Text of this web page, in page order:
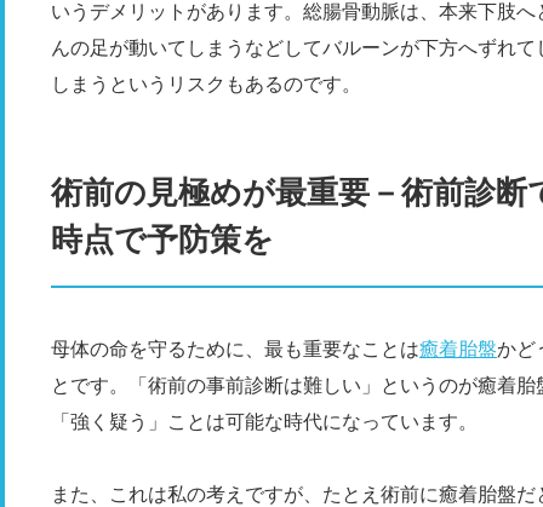
いうデメリットがあります。総腸骨動脈は、本来下肢
んの足が動いてしまうなどしてバルーンが下方へずれ
しまうというリスクもあるのです。
術前の見極めが最重要－術前診
時点で予防策を
母体の命を守るために、最も重要なことは癒着胎盤かど
とです。「術前の事前診断は難しい」というのが癒着
「強く疑う」ことは可能な時代になっています。
また、これは私の考えですが、たとえ術前に癒着胎盤